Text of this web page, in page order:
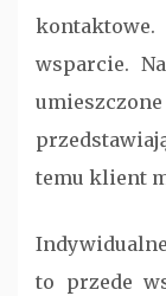
wsparcie.
temu klient
to przede